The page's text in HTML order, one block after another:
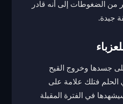
من الضغوطات إلى أنه قادر
جيدة.
جسدها وخروج القيح
الحلم فتلك علامة على
في الفترة المقبلة